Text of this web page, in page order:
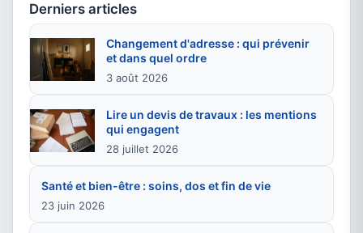
Derniers articles
Changement d'adresse : qui prévenir
et dans quel ordre
3 août 2026
Lire un devis de travaux : les mentions
qui engagent
28 juillet 2026
Santé et bien-être : soins, dos et fin de vie
23 juin 2026